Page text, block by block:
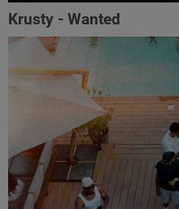
Krusty - Wanted